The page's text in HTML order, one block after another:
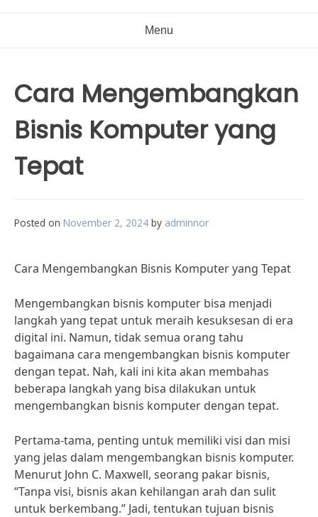
Menu
Cara Mengembangkan
Bisnis Komputer yang
Tepat
Posted on November 2, 2024 by adminnor
Cara Mengembangkan Bisnis Komputer yang Tepat
Mengembangkan bisnis komputer bisa menjadi
langkah yang tepat untuk meraih kesuksesan di era
digital ini. Namun, tidak semua orang tahu
bagaimana cara mengembangkan bisnis komputer
dengan tepat. Nah, kali ini kita akan membahas
beberapa langkah yang bisa dilakukan untuk
mengembangkan bisnis komputer dengan tepat.
Pertama-tama, penting untuk memiliki visi dan misi
yang jelas dalam mengembangkan bisnis komputer.
Menurut John C. Maxwell, seorang pakar bisnis,
“Tanpa visi, bisnis akan kehilangan arah dan sulit
untuk berkembang.” Jadi, tentukan tujuan bisnis